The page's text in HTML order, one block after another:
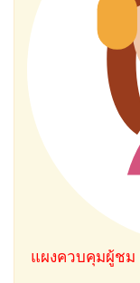
แผงควบคุมผู้ชม